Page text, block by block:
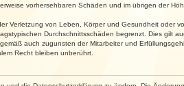
vorhersehbaren Schäden und im übrigen der
Verletzung von Leben, Körper und Gesundheit oder
Durchschnittsschäden begrenzt. Dies gilt
auch zugunsten der Mitarbeiter und
Recht bleiben unberührt.